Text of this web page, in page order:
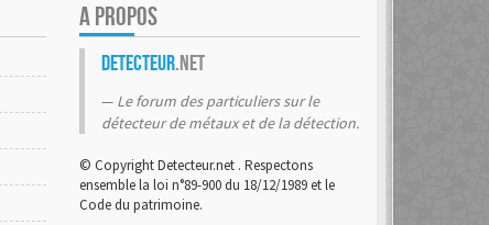
A PROPOS
Detecteur.net
Le forum des particuliers sur le
détecteur de métaux et de la détection.
© Copyright Detecteur.net . Respectons
ensemble la loi n°89-900 du 18/12/1989 et le
Code du patrimoine.